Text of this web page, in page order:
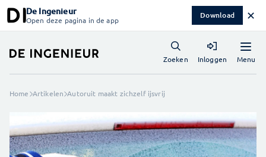
De Ingenieur
Open deze pagina in de app Download ✕
Menu
Zoeken Inloggen
Home Artikelen Autoruit maakt zichzelf ijsvrij